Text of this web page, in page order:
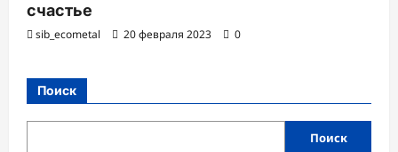
счастье
sib_ecometal 20 февраля 2023 0
Поиск
Поиск